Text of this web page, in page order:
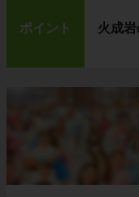
ポイント 火成